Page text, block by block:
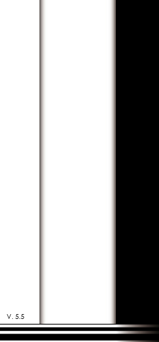
V. 5.5